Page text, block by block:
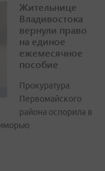
Жительнице
Владивостока
вернули право
на единое
ежемесячное
пособие
Прокуратура
Первомайского
района оспорила в